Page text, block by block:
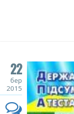
22
бер
2015